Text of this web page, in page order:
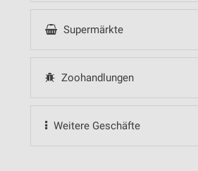
Supermärkte
Zoohandlungen
Weitere Geschäfte